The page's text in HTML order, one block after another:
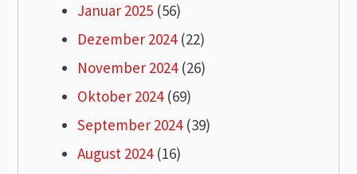
Januar 2025 (56)
Dezember 2024(22)
November 2024(26)
Oktober 2024(69)
September 2024(39)
August 2024(16)